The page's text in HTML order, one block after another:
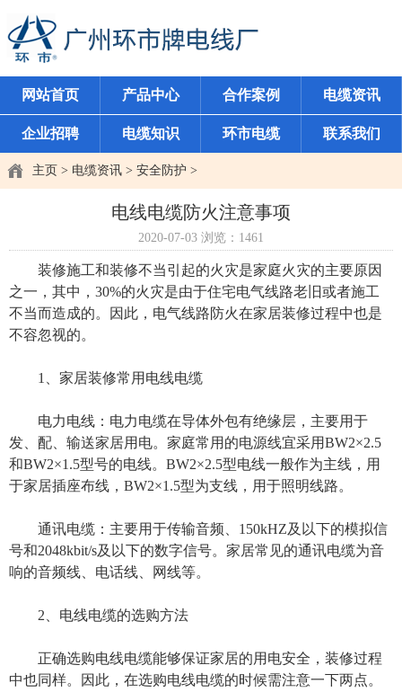
网站首页 产品中心 合作案例 电缆资讯
企业招聘 电缆知识 环市电缆 联系我们
主页 > 电缆资讯 > 安全防护 >
电线电缆防火注意事项
2020-07-03 浏览： 1461
装修施工和装修不当引起的火灾是家庭火灾的主要原因
之一，其中，30%的火灾是由于住宅电气线路老旧或者施工
不当而造成的。因此，电气线路防火在家居装修过程中也是
不容忽视的。
1、家居装修常用电线电缆
电力电线：电力电缆在导体外包有绝缘层，主要用于
发、配、输送家居用电。家庭常用的电源线宜采用BW2×2.5
和BW2×1.5型号的电线。BW2×2.5型电线一般作为主线，用
于家居插座布线，BW2×1.5型为支线，用于照明线路。
通讯电缆：主要用于传输音频、150kHZ及以下的模拟信
号和2048kbit/s及以下的数字信号。家居常见的通讯电缆为音
响的音频线、电话线、网线等。
2、电线电缆的选购方法
正确选购电线电缆能够保证家居的用电安全，装修过程
中也同样。因此，在选购电线电缆的时候需注意一下两点。